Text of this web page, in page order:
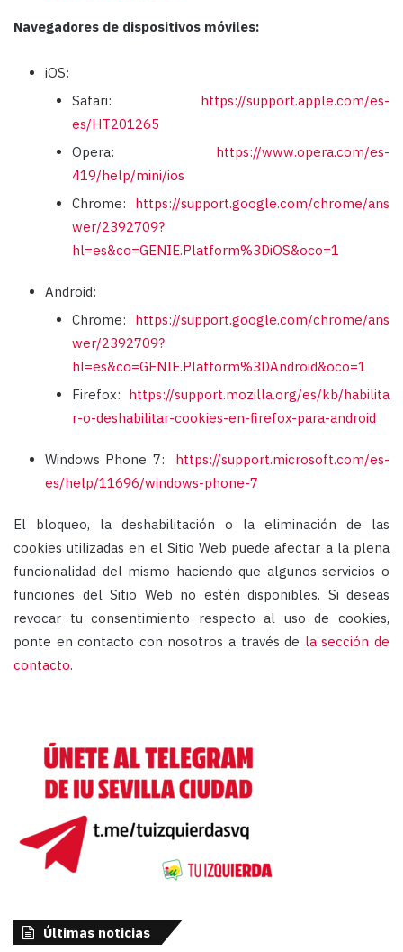
Navegadores de dispositivos móviles:
iOS:
Safari: https://support.apple.com/es-
es/HT201265
Opera: https://www.opera.com/es-
419/help/mini/ios
Chrome: https://support.google.com/chrome/ans
wer/2392709?
hl=es&co=GENIE.Platform%3DiOS&oco=1
Android:
Chrome: https://support.google.com/chrome/ans
wer/2392709?
hl=es&co=GENIE.Platform%3DAndroid&oco=1
Firefox: https://support.mozilla.org/es/kb/habilita
r-o-deshabilitar-cookies-en-firefox-para-android
Windows Phone 7: https://support.microsoft.com/es-
es/help/11696/windows-phone-7
El bloqueo, la deshabilitación o la eliminación de las
cookies utilizadas en el Sitio Web puede afectar a la plena
funcionalidad del mismo haciendo que algunos servicios o
funciones del Sitio Web no estén disponibles. Si deseas
revocar tu consentimiento respecto al uso de cookies,
ponte en contacto con nosotros a través de la sección de
contacto.
Últimas noticias